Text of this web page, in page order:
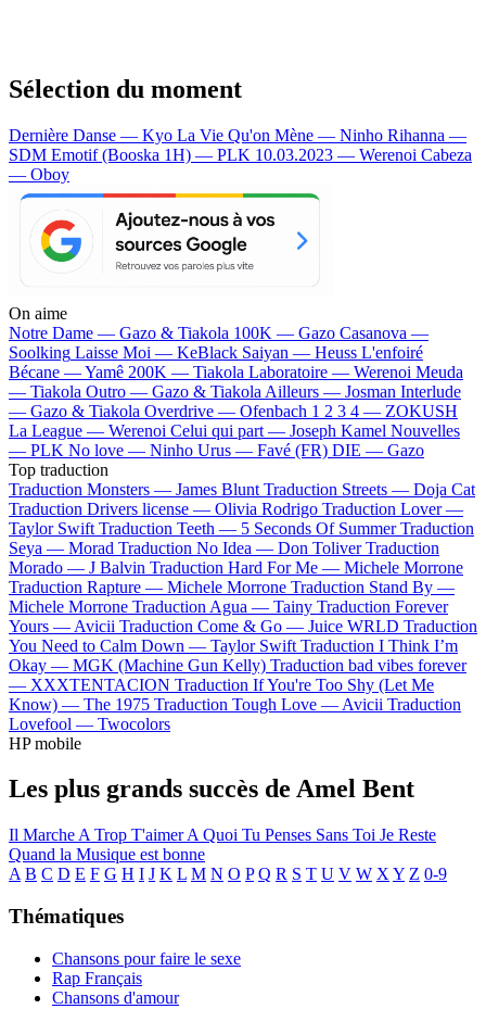
Sélection du moment
Dernière Danse — Kyo La Vie Qu'on Mène — Ninho Rihanna —
SDM Emotif (Booska 1H) — PLK 10.03.2023 — Werenoi Cabeza
— Oboy
On aime
Notre Dame — Gazo & Tiakola 100K — Gazo Casanova —
Soolking Laisse Moi — KeBlack Saiyan — Heuss L'enfoiré
Bécane —Yamê 200K — Tiakola Laboratoire — Werenoi Meuda
— Tiakola Outro — Gazo & Tiakola Ailleurs — Josman Interlude
— Gazo & Tiakola Overdrive — Ofenbach 1 2 3 4 — ZOKUSH
La League — Werenoi Celui qui part — Joseph Kamel Nouvelles
— PLK No love — Ninho Urus — Favé (FR) DIE — Gazo
Top traduction
Traduction Monsters — James Blunt Traduction Streets — Doja Cat
Traduction Drivers license — Olivia Rodrigo Traduction Lover —
Taylor Swift Traduction Teeth — 5 Seconds Of Summer Traduction
Seya — Morad Traduction No Idea — Don Toliver Traduction
Morado — J Balvin Traduction Hard For Me — Michele Morrone
Traduction Rapture — Michele Morrone Traduction Stand By —
Michele Morrone Traduction Agua — Tainy Traduction Forever
Yours — Avicii Traduction Come & Go — Juice WRLD Traduction
You Need to Calm Down — Taylor Swift Traduction I Think I’m
Okay — MGK (Machine Gun Kelly) Traduction bad vibes forever
— XXXTENTACION Traduction If You're Too Shy (Let Me
Know) — The 1975 Traduction Tough Love — Avicii Traduction
Lovefool — Twocolors
HP mobile
Les plus grands succès de Amel Bent
Il Marche A Trop T'aimerA Quoi Tu Penses Sans Toi Je Reste
Quand la Musique est bonne
A B C D E F G H I J K L M N O P Q R S T U V W X Y Z 0-9
Thématiques
Chansons pour faire le sexe
Rap Français
Chansons d'amour